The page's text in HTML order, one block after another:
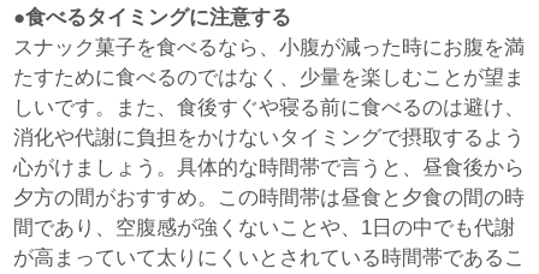
●食べるタイミングに注意する
スナック菓子を食べるなら、小腹が減った時にお腹を満
たすために食べるのではなく、少量を楽しむことが望ま
しいです。また、食後すぐや寝る前に食べるのは避け、
消化や代謝に負担をかけないタイミングで摂取するよう
心がけましょう。具体的な時間帯で言うと、昼食後から
夕方の間がおすすめ。この時間帯は昼食と夕食の間の時
間であり、空腹感が強くないことや、1日の中でも代謝
が高まっていて太りにくいとされている時間帯であるこ